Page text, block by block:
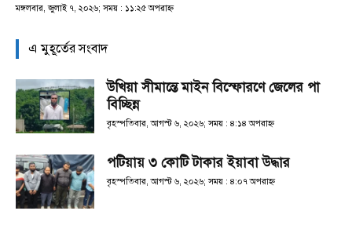
মঙ্গলবার, জুলাই ৭, ২০২৬; সময় : ১১:২৫ অপরাহ্ণ
এ মুহূর্তের সংবাদ
উখিয়া সীমান্তে মাইন বিস্ফোরণে জেলের পা
বিচ্ছিন্ন
বৃহস্পতিবার, আগস্ট ৬, ২০২৬; সময় : ৪:১৪ অপরাহ্ণ
পটিয়ায় ৩ কোটি টাকার ইয়াবা উদ্ধার
বৃহস্পতিবার, আগস্ট ৬, ২০২৬; সময় : ৪:০৭ অপরাহ্ণ